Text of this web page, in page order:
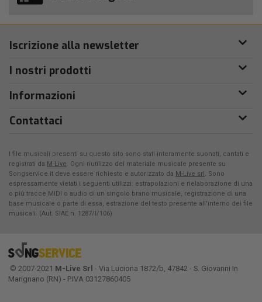
Iscrizione alla newsletter
I nostri prodotti
Informazioni
Contattaci
I file musicali presenti su questo sito sono stati interamente suonati, cantati e
registrati da M-Live. Ogni riutilizzo del materiale musicale presente su
Songservice.it deve essere richiesto e autorizzato da M-Live srl. Sono
espressamente vietati i seguenti utilizzi: estrapolazioni e rielaborazione di una
o più tracce MIDI o audio di un singolo brano musicale, registrazione di una
base musicale o parte di essa, estrazione del testo presente all'interno dei file
musicali. (Aut. SIAE n. 1287/I/106)
© 2007-2021 M-Live Srl - Via Luciona 1872/b, 47842 - S. Giovanni In
Marignano (RN) - P.IVA 03127860405